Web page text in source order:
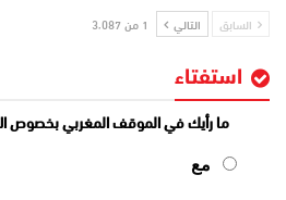
السابق التالي 1 من 3٬087
استفتاء
ما رأيك في الموقف المغربي بخصوص
مع